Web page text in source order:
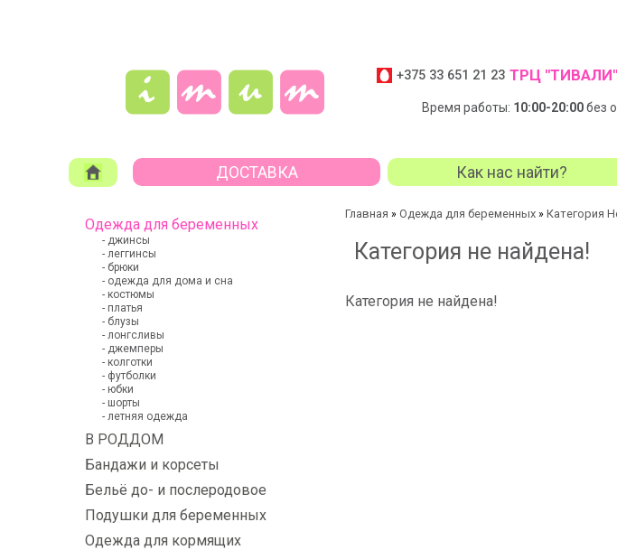
+375 33 651 21 23 ТРЦ
Время работы: 10:00-20:00без
ДОСТАВКА Как нас найти?
Одежда для беременных
- джинсы
- леггинсы
- брюки
- одежда для дома и сна
- костюмы
- платья
- блузы
- лонгсливы
- джемперы
- колготки
- футболки
- юбки
- шорты
- летняя одежда
В РОДДОМ
Бандажи и корсеты
Бельё до- и послеродовое
Подушки для беременных
Одежда для кормящих
Главная » Одежда для беременных » Категория
Категория не найдена!
Категория не найдена!